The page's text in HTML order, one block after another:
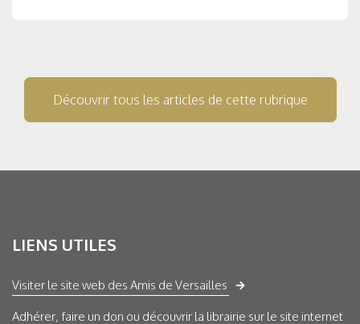
Découvrir tous les articles de cette rubrique
LIENS UTILES
Visiter le site web des Amis de Versailles
Adhérer, faire un don ou découvrir la librairie sur le site internet